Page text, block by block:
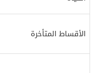
الأقساط المتأخرة